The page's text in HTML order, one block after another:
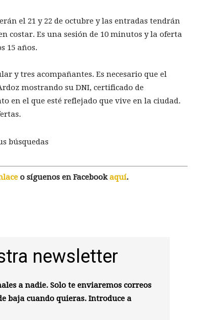
el 21 y 22 de octubre y las entradas tendrán
costar. Es una sesión de 10 minutos y la oferta
15 años.
y tres acompañantes. Es necesario que el
mostrando su DNI, certificado de
en el que esté reflejado que vive en la ciudad.
búsquedas
o síguenos en Facebookaquí.
newsletter
a nadie. Solo te enviaremos correos
baja cuando quieras. Introduce a